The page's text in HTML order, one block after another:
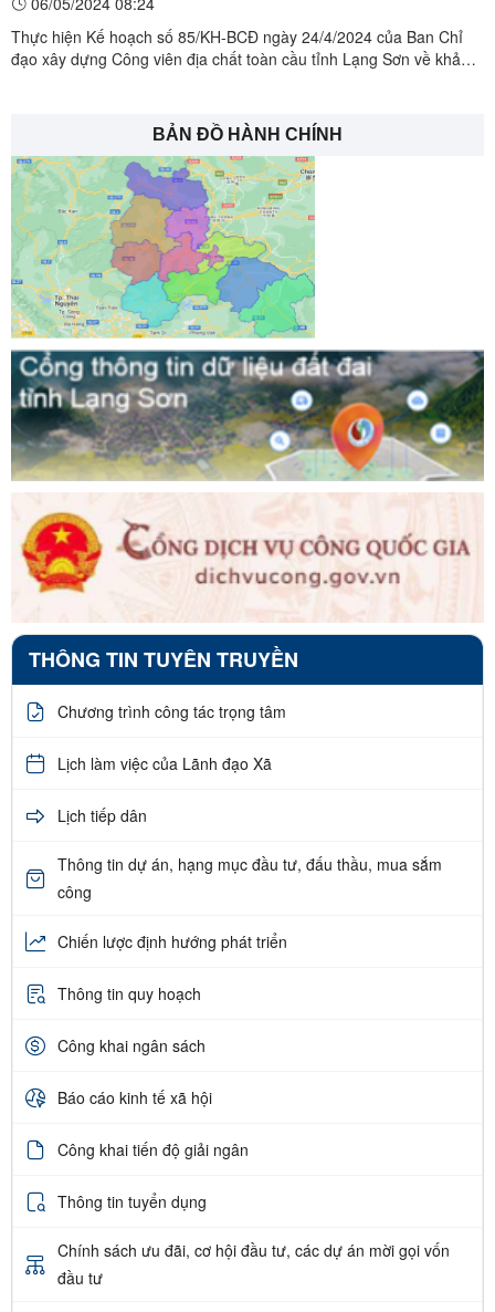
Lạng Sơn khảo sát thực địa tại huyện Văn Quan
Thực hiện Kế hoạch số 85/KH-BCĐ ngày 24/4/2024 của Ban Chỉ
đạo xây dựng Công viên địa chất toàn cầu tỉnh Lạng Sơn về khảo
4/5/2024, Đoàn khảo sát, rà soát tiến độ, đánh giá công ...
BẢN ĐỒ HÀNH CHÍNH
THÔNG TIN TUYÊN TRUYỀN
Chương trình công tác trọng tâm
Lịch làm việc của Lãnh đạo Xã
Lịch tiếp dân
Thông tin dự án, hạng mục đầu tư, đấu thầu, mua sắm
công
Chiến lược định hướng phát triển
Thông tin quy hoạch
Công khai ngân sách
Báo cáo kinh tế xã hội
Công khai tiến độ giải ngân
Thông tin tuyển dụng
Chính sách ưu đãi, cơ hội đầu tư, các dự án mời gọi vốn
đầu tư